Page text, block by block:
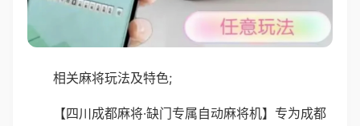
相关麻将玩法及特色;
【四川成都麻将·缺门专属自动麻将机】专为成都